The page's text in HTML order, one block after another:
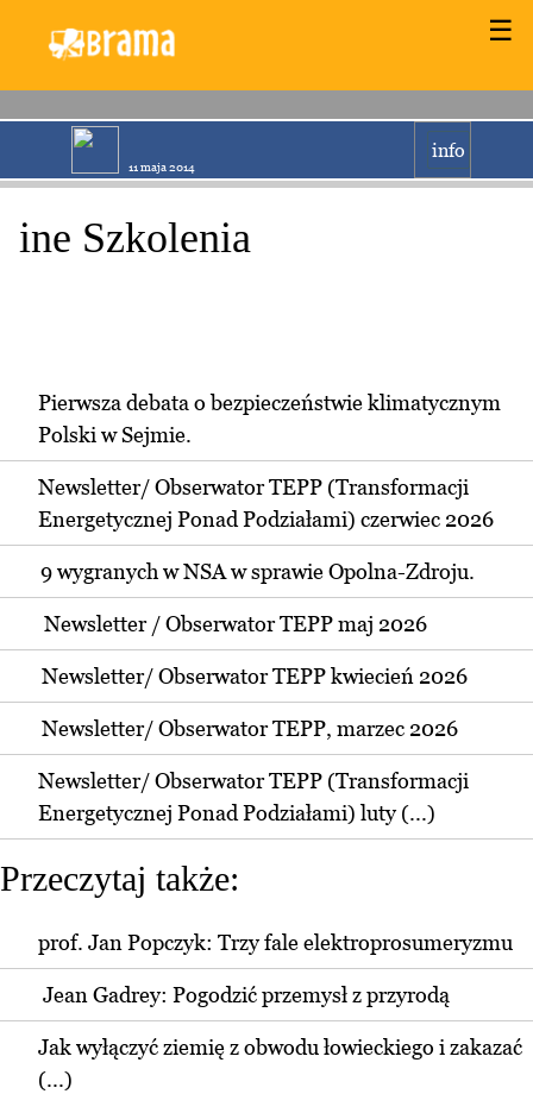
☰
11 maja 2014
info
ine Szkolenia
Pierwsza debata o bezpieczeństwie klimatycznym
Polski w Sejmie.
Newsletter/ Obserwator TEPP (Transformacji
Energetycznej Ponad Podziałami) czerwiec 2026
9 wygranych w NSA w sprawie Opolna-Zdroju.
Newsletter / Obserwator TEPP maj 2026
Newsletter/ Obserwator TEPP kwiecień 2026
Newsletter/ Obserwator TEPP, marzec 2026
Newsletter/ Obserwator TEPP (Transformacji
Energetycznej Ponad Podziałami) luty (...)
Przeczytaj także:
prof. Jan Popczyk: Trzy fale elektroprosumeryzmu
Jean Gadrey: Pogodzić przemysł z przyrodą
Jak wyłączyć ziemię z obwodu łowieckiego i zakazać
(...)